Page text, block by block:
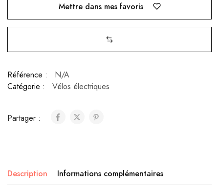
Mettre dans mes favoris
Référence :
N/A
Catégorie :
Vélos électriques
Partager :
Description Informations complémentaires